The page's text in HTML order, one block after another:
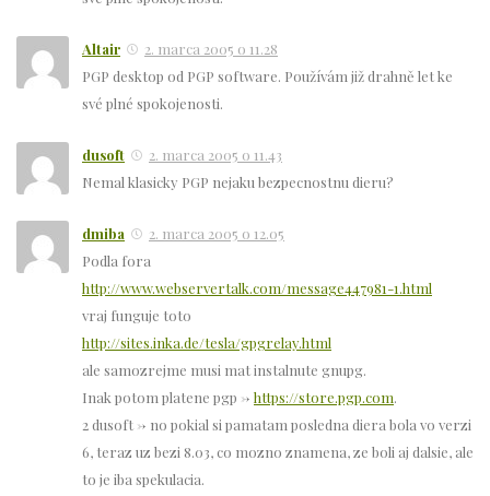
Altair
2. marca 2005 o 11.28
PGP desktop od PGP software. Používám již drahně let ke
své plné spokojenosti.
dusoft
2. marca 2005 o 11.43
Nemal klasicky PGP nejaku bezpecnostnu dieru?
dmiba
2. marca 2005 o 12.05
Podla fora
http://www.webservertalk.com/message447981-1.html
vraj funguje toto
http://sites.inka.de/tesla/gpgrelay.html
ale samozrejme musi mat instalnute gnupg.
Inak potom platene pgp -> https://store.pgp.com.
2 dusoft -> no pokial si pamatam posledna diera bola vo verzi
6, teraz uz bezi 8.03, co mozno znamena, ze boli aj dalsie, ale
to je iba spekulacia.